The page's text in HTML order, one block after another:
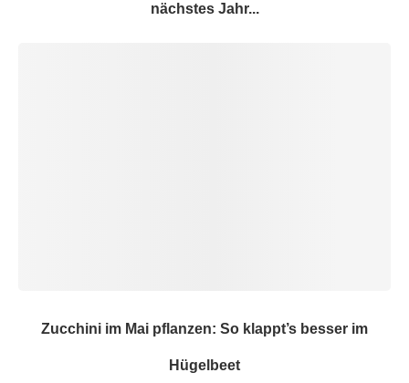
nächstes Jahr...
Zucchini im Mai pflanzen: So klappt’s besser im
Hügelbeet